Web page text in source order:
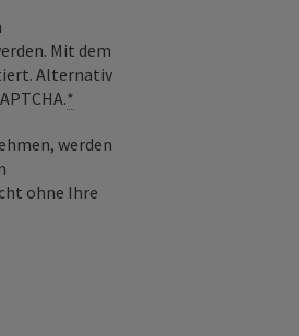
Mit dem
Alternativ
*
werden
ohne Ihre